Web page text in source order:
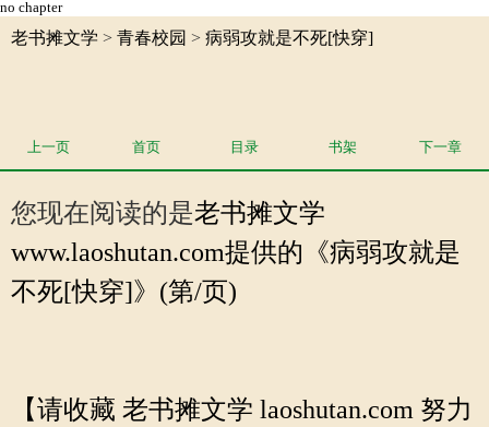
no chapter
老书摊文学 > 青春校园 > 病弱攻就是不死[快穿]
上一页 首页 目录 书架 下一章
您现在阅读的是老书摊文学
www.laoshutan.com提供的《病弱攻就是
不死[快穿]》(第/页)
【请收藏 老书摊文学 laoshutan.com 努力